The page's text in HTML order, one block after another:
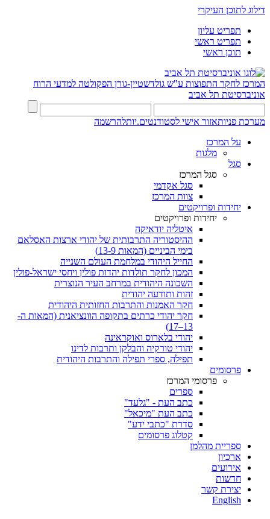
דילוג לתוכן העיקרי
תפריט עליון
תפריט ראשי
תוכן ראשי
המרכז לחקר התפוצות ע"ש גולדשטיין-גורן הפקולטה למדעי הרוח
אוניברסיטת תל אביב
מערכת פניותאזור אישי לסטודנטים.יותלהרשמה
על המרכז
מלגות
סגל
סגל המרכז
סגל אקדמי
צוות המרכז
יחידות ופרויקטים
יחידות ופרויקטים
איטליה יודאיקה
ההיסטוריה התרבותית של יהודי ארצות האסלאם
בימי הביניים (המאות 13-9)
החייל היהודי במלחמת העולם השנייה
המכון לחקר תולדות יהדות פולין ויחסי ישראל-פולין
השכונה היהודית במרחב העיר הנוצרית
זהות ותודעה יהודית
חקר האמנות והתרבות החזותית היהודית
חקר יהודי כרתים בתקופה הוונציאנית (המאות ה-
13–17)
יהודי בלארוס ואוקראינה
יהודי טורקיה והבלקן ותרבות לדינו
תפילה, ספרי תפילה והתרבות היהודית
פרסומים
פרסומי המרכז
ספרים
כתב העת - "גלעד"
כתב העת "מיכאל"
סדרת "כתבי ידע"
קטלוג פרסומים
ספריית מהלמן
ארכיון
אירועים
חדשות
יצירת קשר
English